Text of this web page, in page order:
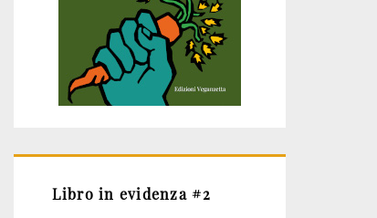
Libro in evidenza #2